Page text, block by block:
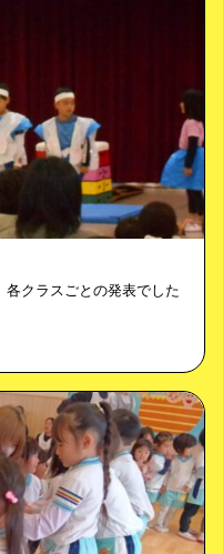
各クラスごとの発表でした